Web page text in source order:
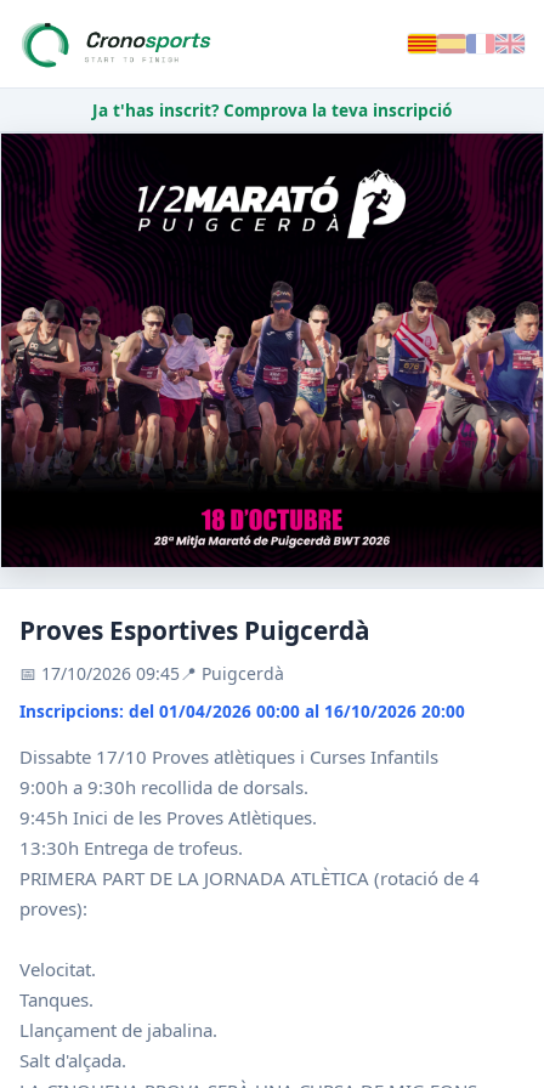
Ja t'has inscrit? Comprova la teva inscripció
Proves Esportives Puigcerdà
📅 17/10/2026 09:45📍 Puigcerdà
Inscripcions: del 01/04/2026 00:00 al 16/10/2026 20:00
Dissabte 17/10 Proves atlètiques i Curses Infantils
9:00h a 9:30h recollida de dorsals.
9:45h Inici de les Proves Atlètiques.
13:30h Entrega de trofeus.
PRIMERA PART DE LA JORNADA ATLÈTICA (rotació de 4
proves):
Velocitat.
Tanques.
Llançament de jabalina.
Salt d'alçada.